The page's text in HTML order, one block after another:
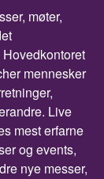
møter,
mennesker
Live
mest erfarne
og events,
nye messer,